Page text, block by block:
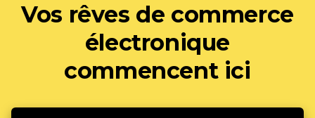
Vos rêves de commerce
électronique
commencent ici